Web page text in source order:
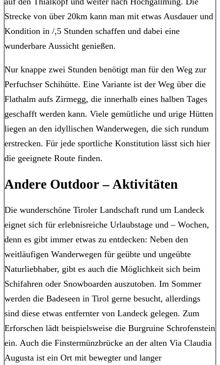
Strecke von über 20km kann man mit etwas Ausdauer und
Kondition in /,5 Stunden schaffen und dabei eine
wunderbare Aussicht genießen.
Nur knappe zwei Stunden benötigt man für den Weg zur
Perfuchser Schihütte. Eine Variante ist der Weg über die
Flathalm aufs Zirmegg, die innerhalb eines halben Tages
geschafft werden kann. Viele gemütliche und urige Hütten
liegen an den idyllischen Wanderwegen, die sich rundum
erstrecken. Für jede sportliche Konstitution lässt sich hier
die geeignete Route finden.
Andere Outdoor – Aktivitäten
Die wunderschöne Tiroler Landschaft rund um Landeck
eignet sich für erlebnisreiche Urlaubstage und – Wochen,
denn es gibt immer etwas zu entdecken: Neben den
weitläufigen Wanderwegen für geübte und ungeübte
Naturliebhaber, gibt es auch die Möglichkeit sich beim
Schifahren oder Snowboarden auszutoben. Im Sommer
werden die Badeseen in Tirol gerne besucht, allerdings
sind diese etwas entfernter von Landeck gelegen. Zum
Erforschen lädt beispielsweise die Burgruine Schrofenstein
ein. Auch die Finstermünzbrücke an der alten Via Claudia
Augusta ist ein Ort mit bewegter und langer